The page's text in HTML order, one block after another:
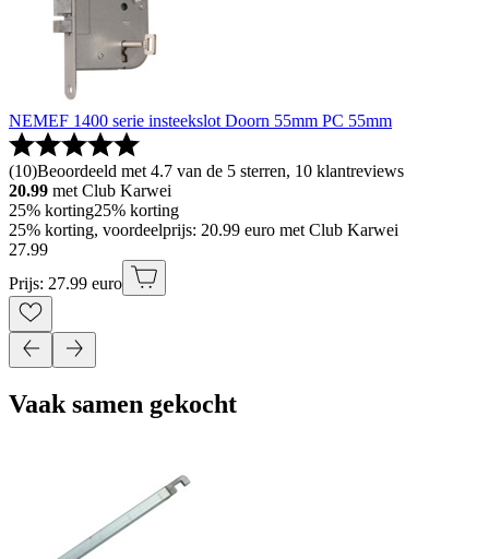
NEMEF 1400 serie insteekslot Doorn 55mm PC 55mm
(10)Beoordeeld met 4.7 van de 5 sterren, 10 klantreviews
20.99 met Club Karwei
25% korting25% korting
25% korting, voordeelprijs: 20.99 euro met Club Karwei
27.99
Prijs: 27.99 euro
Vaak samen gekocht